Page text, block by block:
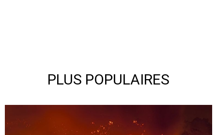
PLUS POPULAIRES